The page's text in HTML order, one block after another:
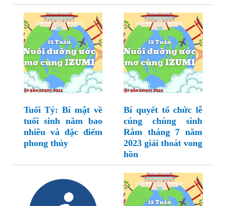
Tuổi Tý: Bí mật về
tuổi sinh năm bao
nhiêu và đặc điểm
phong thủy
Bí quyết tổ chức lễ
cúng chúng sinh
Rằm tháng 7 năm
2023 giải thoát vong
hồn